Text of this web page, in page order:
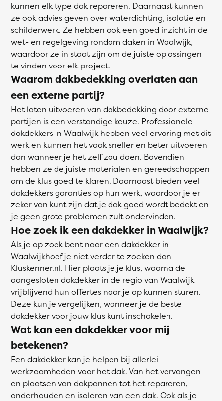
kunnen elk type dak repareren. Daarnaast kunnen
ze ook advies geven over waterdichting, isolatie en
schilderwerk. Ze hebben ook een goed inzicht in de
wet- en regelgeving rondom daken in Waalwijk,
waardoor ze in staat zijn om de juiste oplossingen
te vinden voor elk project.
Waarom dakbedekking overlaten aan
een externe partij?
Het laten uitvoeren van dakbedekking door externe
partijen is een verstandige keuze. Professionele
dakdekkers in Waalwijk hebben veel ervaring met dit
werk en kunnen het vaak sneller en beter uitvoeren
dan wanneer je het zelf zou doen. Bovendien
hebben ze de juiste materialen en gereedschappen
om de klus goed te klaren. Daarnaast bieden veel
dakdekkers garanties op hun werk, waardoor je er
zeker van kunt zijn dat je dak goed wordt bedekt en
je geen grote problemen zult ondervinden.
Hoe zoek ik een dakdekker in Waalwijk?
Als je op zoek bent naar een dakdekker in
Waalwijkhoef je niet verder te zoeken dan
Kluskenner.nl. Hier plaats je je klus, waarna de
aangesloten dakdekker in de regio van Waalwijk
vrijblijvend hun offertes naar je op kunnen sturen.
Deze kun je vergelijken, wanneer je de beste
dakdekker voor jouw klus kunt inschakelen.
Wat kan een dakdekker voor mij
betekenen?
Een dakdekker kan je helpen bij allerlei
werkzaamheden voor het dak. Van het vervangen
en plaatsen van dakpannen tot het repareren,
onderhouden en isoleren van een dak. Ook als je